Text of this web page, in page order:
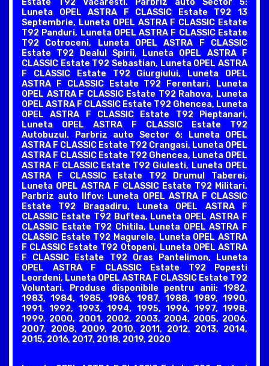
Estate T92 Vacaresti. Parbriz auto Sector 5:
Luneta OPEL ASTRA F CLASSIC Estate T92 13
Septembrie, Luneta OPEL ASTRA F CLASSIC Estate
T92 Panduri, Luneta OPEL ASTRA F CLASSIC Estate
T92 Cotroceni, Luneta OPEL ASTRA F CLASSIC
Estate T92 Dealul Spirii, Luneta OPEL ASTRA F
CLASSIC Estate T92 Sebastian, Luneta OPEL ASTRA
F CLASSIC Estate T92 Giurgiului, Luneta OPEL
ASTRA F CLASSIC Estate T92 Ferentari, Luneta
OPEL ASTRA F CLASSIC Estate T92 Rahova, Luneta
OPEL ASTRA F CLASSIC Estate T92 Ghencea, Luneta
OPEL ASTRA F CLASSIC Estate T92 Pieptanari,
Luneta OPEL ASTRA F CLASSIC Estate T92
Autobuzul. Parbriz auto Sector 6: Luneta OPEL
ASTRA F CLASSIC Estate T92 Crangasi, Luneta OPEL
ASTRA F CLASSIC Estate T92 Ghencea, Luneta OPEL
ASTRA F CLASSIC Estate T92 Giulesti, Luneta OPEL
ASTRA F CLASSIC Estate T92 Drumul Taberei,
Luneta OPEL ASTRA F CLASSIC Estate T92 Militari.
Parbriz auto Ilfov: Luneta OPEL ASTRA F CLASSIC
Estate T92 Bragadiru, Luneta OPEL ASTRA F
CLASSIC Estate T92 Buftea, Luneta OPEL ASTRA F
CLASSIC Estate T92 Chitila, Luneta OPEL ASTRA F
CLASSIC Estate T92 Magurele, Luneta OPEL ASTRA
F CLASSIC Estate T92 Otopeni, Luneta OPEL ASTRA
F CLASSIC Estate T92 Oras Pantelimon, Luneta
OPEL ASTRA F CLASSIC Estate T92 Popesti
Leordeni, Luneta OPEL ASTRA F CLASSIC Estate T92
Voluntari. Produse disponibile pentru anii: 1982,
1983, 1984, 1985, 1986, 1987, 1988, 1989, 1990,
1991, 1992, 1993, 1994, 1995, 1996, 1997, 1998,
1999, 2000, 2001, 2002, 2003, 2004, 2005, 2006,
2007, 2008, 2009, 2010, 2011, 2012, 2013, 2014,
2015, 2016, 2017, 2018, 2019, 2020